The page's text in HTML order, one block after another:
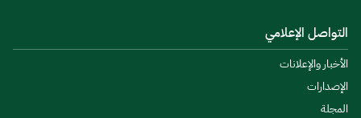
التواصل الإعلامي
الأخبار والإعلانات
الإصدارات
المجلة